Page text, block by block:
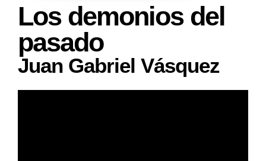
Los demonios del
pasado
Juan Gabriel Vásquez